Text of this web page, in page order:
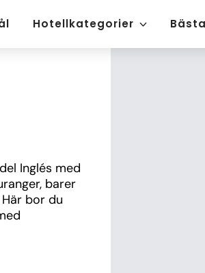
Hotellkategorier
Inglés med
barer
bor du